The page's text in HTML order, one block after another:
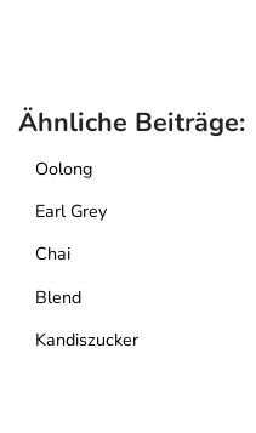
Ähnliche Beiträge:
Oolong
Earl Grey
Chai
Blend
Kandiszucker